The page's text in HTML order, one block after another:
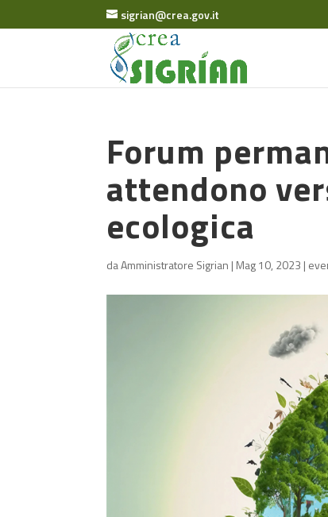
sigrian@crea.gov.it
Forum
attendono
ecologica
daAmministratore Sigrian | Mag 10, 2023 |